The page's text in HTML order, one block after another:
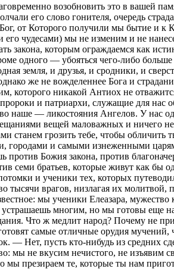
возобновить это в вашей
его слово гонителя, очередь
от Которого получили мы бытие и к
его чудесами) мы не изменим и не
закона, которым ограждаемся как
одного — убояться чего-либо
земля, и друзья, и сродники, и
же не вожделеннее Бога и
которого никакой Антиох не
и патриархи, служащие для
наше — ликостояния Ангелов. У нас
вещей маловажных и ничего
грозить тебе, чтобы обличить
городами и самыми изнеженными
против Божия закона, против
семи братьев, которые живут как
и ученики тех, которых
тысячи врагов, низлагая их
мы ученики Елеазара,
многим, но мы готовы еще
Что ж медлит народ? Почему не
самые отличные орудия
— Нет, пусть кто-нибудь из
мы не вкусим нечистого, не изъявим
мы презираем те, которые ты нам